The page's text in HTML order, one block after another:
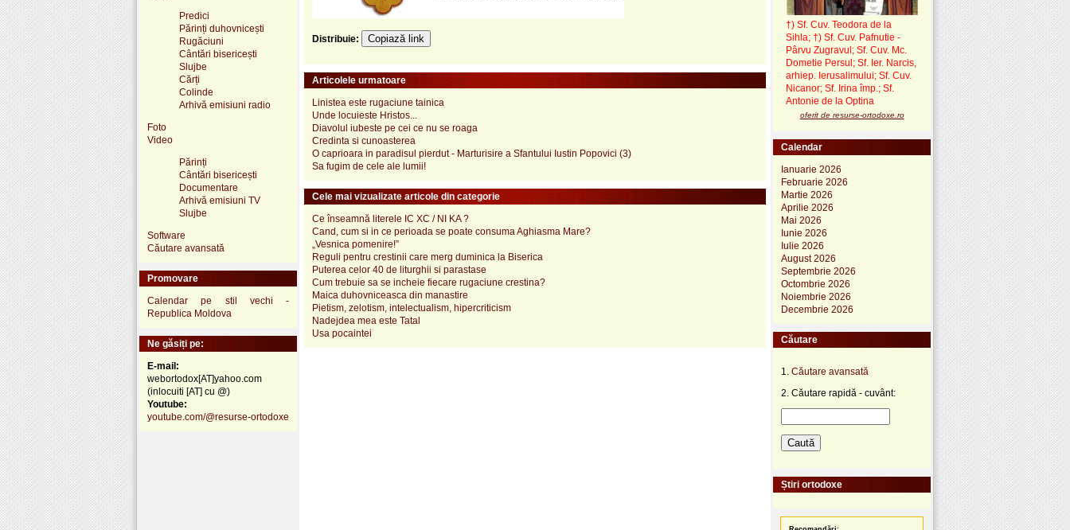
Distribuie: Copiază link
Articolele urmatoare
Linistea este rugaciune tainica
Unde locuieste Hristos...
Diavolul iubeste pe cei ce nu se roaga
Credinta si cunoasterea
O caprioara in paradisul pierdut - Marturisire a Sfantului Iustin Popovici (3)
Sa fugim de cele ale lumii!
Cele mai vizualizate articole din categorie
Ce înseamnă literele IC XC / NI KA ?
Cand, cum si in ce perioada se poate consuma Aghiasma Mare?
„Vesnica pomenire!”
Reguli pentru crestinii care merg duminica la Biserica
Puterea celor 40 de liturghii si parastase
Cum trebuie sa se incheie fiecare rugaciune crestina?
Maica duhovniceasca din manastire
Pietism, zelotism, intelectualism, hipercriticism
Nadejdea mea este Tatal
Usa pocaintei
Predici
Părinți duhovnicești
Rugăciuni
Cântări bisericești
Slujbe
Cărți
Colinde
Arhivă emisiuni radio
Foto
Video
Părinți
Cântări bisericești
Documentare
Arhivă emisiuni TV
Slujbe
Software
Căutare avansată
Promovare
Calendar pe stil vechi -
Republica Moldova
Ne găsiți pe:
E-mail:
webortodox[AT]yahoo.com
(inlocuiti [AT] cu @)
Youtube:
youtube.com/@resurse-ortodoxe
†) Sf. Cuv. Teodora de la
Sihla; †) Sf. Cuv. Pafnutie -
Pârvu Zugravul ; Sf. Cuv. Mc.
Dometie Persul; Sf. Ier. Narcis,
arhiep. Ierusalimului; Sf. Cuv.
Nicanor; Sf. Irina împ.; Sf.
Antonie de la Optina
oferit de resurse-ortodoxe.ro
Calendar
Ianuarie 2026
Februarie 2026
Martie 2026
Aprilie 2026
Mai 2026
Iunie 2026
Iulie 2026
August 2026
Septembrie 2026
Octombrie 2026
Noiembrie 2026
Decembrie 2026
Căutare
1. Căutare avansată
2. Căutare rapidă - cuvânt:
Știri ortodoxe